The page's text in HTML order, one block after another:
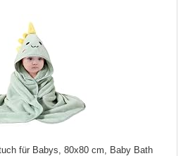
für Babys, 80x80 cm, Baby Bath